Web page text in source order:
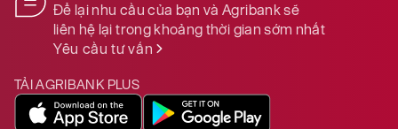
Để lại nhu cầu của bạn và Agribank sẽ
liên hệ lại trong khoảng thời gian sớm nhất
Yêu cầu tư vấn
TẢI AGRIBANK PLUS